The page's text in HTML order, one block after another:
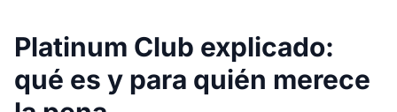
Platinum Club explicado:
qué es y para quién merece